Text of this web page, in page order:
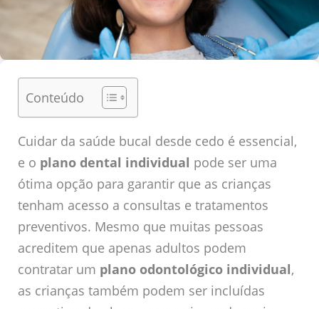
Conteúdo
Cuidar da saúde bucal desde cedo é essencial,
e o plano dental individual pode ser uma
ótima opção para garantir que as crianças
tenham acesso a consultas e tratamentos
preventivos. Mesmo que muitas pessoas
acreditem que apenas adultos podem
contratar um plano odontológico individual,
as crianças também podem ser incluídas